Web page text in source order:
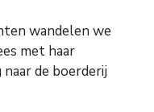
wandelen we
met haar
de boerderij